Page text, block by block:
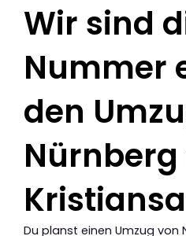
Wir sind
Nummer
den
Du planst einen Umzug von